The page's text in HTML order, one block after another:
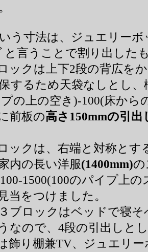
。
う寸法は、ジュエリー
ﾞと言うことで割り出
ックは上下2段の背広を
するため天袋なしとし、
の上の空き)-100(床から
前板の高さ150mmの引出
ックは、右端と対称とす
内の長い洋服(1400mm)
1500(100のパイプ上の
当をつけました。
ブロックはベッドで寝そ
なので、4段の引出しと
飾り棚兼TV、ジュエリ